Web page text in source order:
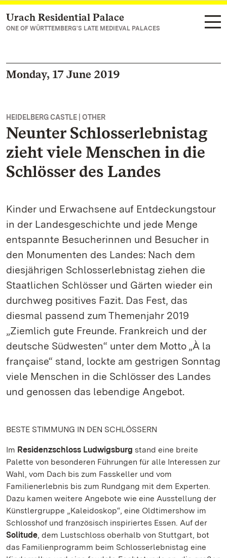
Navigate to main page
Urach Residential Palace
ONE OF WÜRTTEMBERG'S LATE MEDIEVAL PALACES
Monday, 17 June 2019
HEIDELBERG CASTLE | OTHER
Neunter Schlosserlebnistag
zieht viele Menschen in die
Schlösser des Landes
Kinder und Erwachsene auf Entdeckungstour
in der Landesgeschichte und jede Menge
entspannte Besucherinnen und Besucher in
den Monumenten des Landes: Nach dem
diesjährigen Schlosserlebnistag ziehen die
Staatlichen Schlösser und Gärten wieder ein
durchweg positives Fazit. Das Fest, das
diesmal passend zum Themenjahr 2019
„Ziemlich gute Freunde. Frankreich und der
deutsche Südwesten“ unter dem Motto „À la
française“ stand, lockte am gestrigen Sonntag
viele Menschen in die Schlösser des Landes
und genossen das lebendige Angebot.
BESTE STIMMUNG IN DEN SCHLÖSSERN
Im Residenzschloss Ludwigsburg stand eine breite
Palette von besonderen Führungen für alle Interessen zur
Wahl, vom Dach bis zum Fasskeller und vom
Familienerlebnis bis zum Rundgang mit dem Experten.
Dazu kamen weitere Angebote wie eine Ausstellung der
Künstlergruppe „Kaleidoskop“, eine Oldtimershow im
Schlosshof und französisch inspiriertes Essen. Auf der
Solitude, dem Lustschloss oberhalb von Stuttgart, bot
das Familienprogramm beim Schlosserlebnistag eine